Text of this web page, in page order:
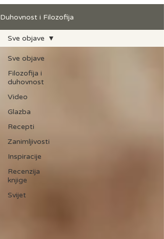
Duhovnost i Filozofija
Sve objave
Filozofija i
duhovnost
Video
Glazba
Recepti
Zanimljivosti
Inspiracije
Recenzija
knjige
Svijet
Sve objave